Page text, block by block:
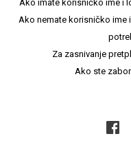
Ako imate korisničko ime i
Ako nemate korisničko ime
Za zasnivanje
Ako ste